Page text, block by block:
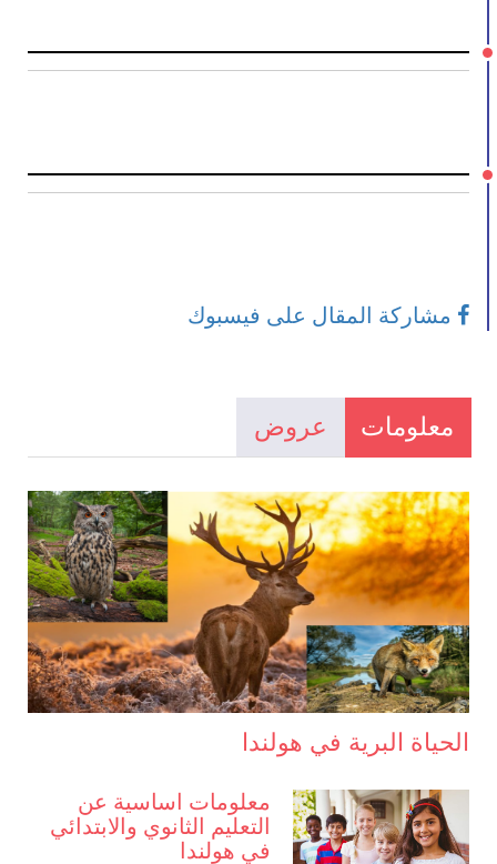
مشاركة المقال على فيسبوك
معلومات عروض
الحياة البرية في هولندا
معلومات اساسية عن
التعليم الثانوي والابتدائي
في هولندا